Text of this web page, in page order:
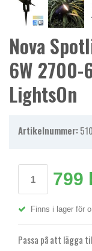
Nova
6W
LightsOn
Artikelnummer:
799
Finns i lager för
Passa på att lägga